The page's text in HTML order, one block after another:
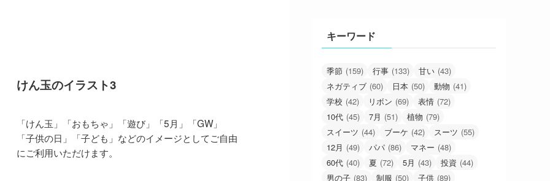
けん玉のイラスト3
「けん玉」「おもちゃ」「遊び」「5月」「GW」
「子供の日」「子ども」などのイメージとしてご自由
にご利用いただけます。
キーワード
季節 (159) 行事 (133) 甘い (43)
ネガティブ (60) 日本 (50) 動物 (41)
学校 (42) リボン (69) 表情 (72)
10代 (45) 7月 (51) 植物 (79)
スイーツ (44) ブーケ (42) スーツ (55)
12月 (49) パパ (86) マネー (48)
60代 (40) 夏 (72) 5月 (43) 投資 (44)
男の子 (83) 制服 (50) 子供 (89)